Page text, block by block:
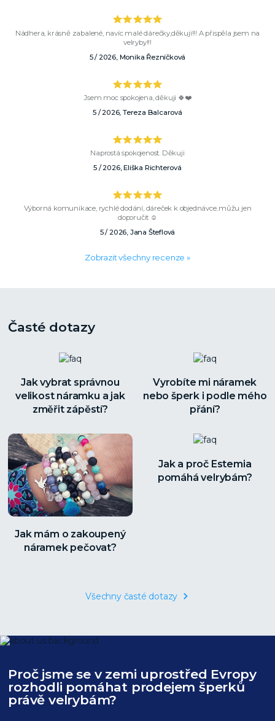
Nádhera, krásně zabalené, navíc malé dárečky,děkuji!!! A přispěla jsem na
velryby!!!
5 / 2026, Monika Řezníčková
Jsem moc spokojena, děkuji 🍀❤️
5 / 2026, Tereza Balcarová
Naprostá spokojenost. Děkuji
5 / 2026, Eliška Richterová
Výborná komunikace, rychlé dodání, dáreček k objednávce..můžu jen
doporučit ☺️
5 / 2026, Jana Šteflová
Zobrazit všechny recenze »
Časté dotazy
Jak vybrat správnou
velikost náramku a jak
změřit zápěstí?
Vyrobíte mi náramek
nebo šperk i podle mého
přání?
Jak mám o zakoupený
náramek pečovat?
Jak a proč Estemia
pomáhá velrybám?
Všechny časté dotazy
Proč jsme se v zemi uprostřed Evropy
rozhodli pomáhat prodejem šperků
právě velrybám?